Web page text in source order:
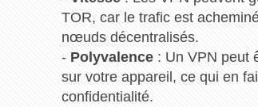
TOR, car le trafic est
nœuds décentralisés.
- Polyvalence: Un VPN peut
sur votre appareil, ce qui en
confidentialité.